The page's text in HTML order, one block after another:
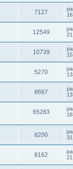
7127
12549
10739
5270
8667
65283
8200
8162